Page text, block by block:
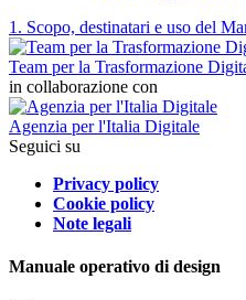
1. Scopo, destinatari e uso del
Team per la Trasformazione
in collaborazione con
Agenzia per l'Italia Digitale
Seguici su
Privacy policy
Cookie policy
Note legali
Manuale operativo di design